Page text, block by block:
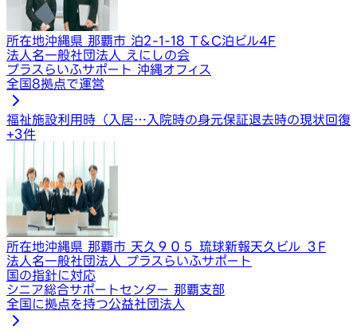
所在地沖縄県 那覇市 泊2-1-18 T＆C泊ビル4F
法人名一般社団法人 えにしの会
プラスらいふサポート 沖縄オフィス
全国8拠点で運営
福祉施設利用時（入居… 入院時の身元保証退去時の現状回復
+3件
所在地沖縄県 那覇市 天久９０５ 琉球新報天久ビル ３F
法人名一般社団法人 プラスらいふサポート
国の指針に対応
シニア総合サポートセンター 那覇支部
全国に拠点を持つ公益社団法人